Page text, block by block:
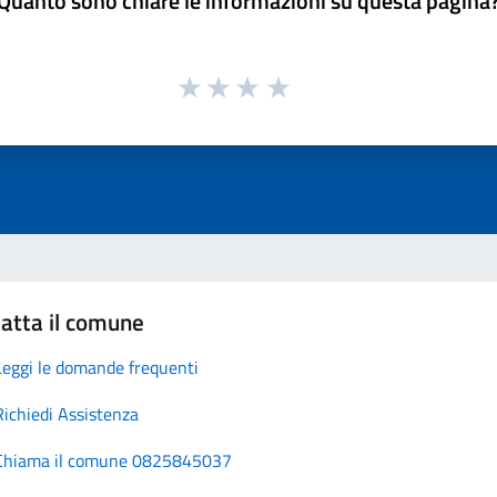
il comune
le domande frequenti
Assistenza
il comune 0825845037